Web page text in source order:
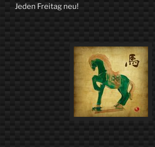
bei
Jeden Freitag neu!